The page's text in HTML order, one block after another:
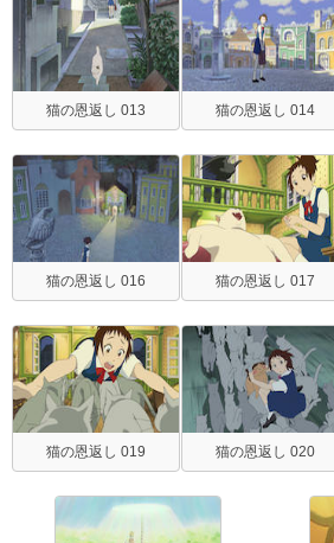
猫の恩返し 013 猫の恩返し 014
猫の恩返し 016 猫の恩返し 017
猫の恩返し 019 猫の恩返し 020